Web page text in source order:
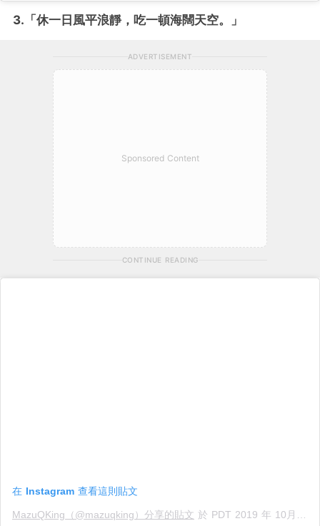
3.「休一日風平浪靜，吃一頓海闊天空。 」
ADVERTISEMENT
Sponsored Content
CONTINUE READING
在 Instagram 查看這則貼文
MazuQKing（@mazuqking）分享的貼文 於 PDT 2019 年 10月 月 25 日 上午 2:03